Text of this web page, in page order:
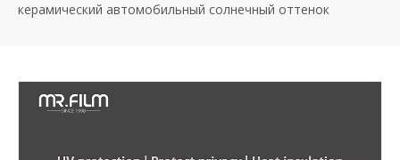
керамический автомобильный солнечный оттенок